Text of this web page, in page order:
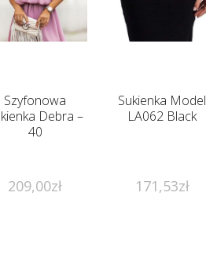
Szyfonowa
Debra –
40
209,00zł
Sukienka Model
LA062 Black
171,53zł